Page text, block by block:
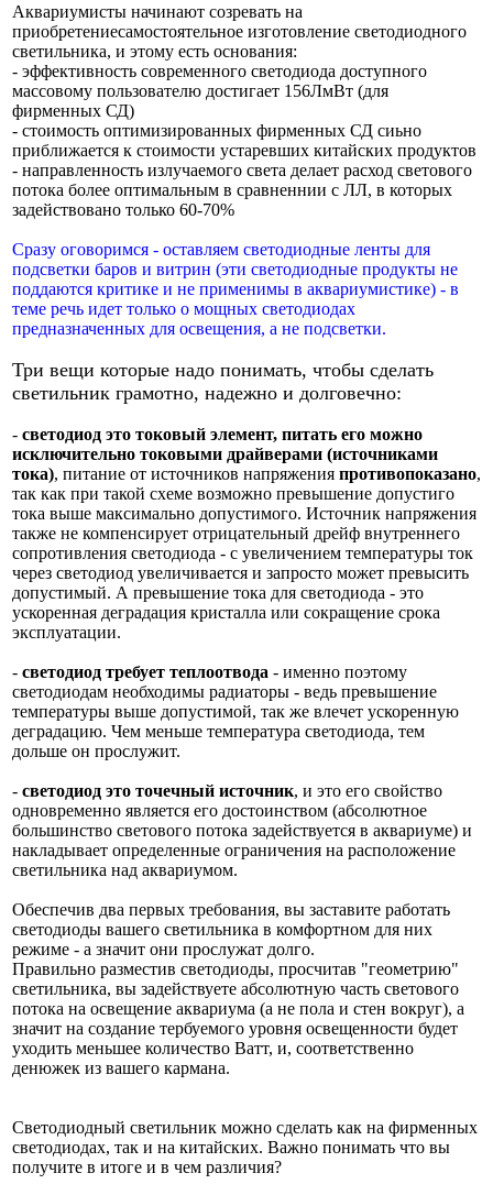
Аквариумисты начинают созревать на
приобретениесамостоятельное изготовление светодиодного
светильника, и этому есть основания:
- эффективность современного светодиода доступного
массовому пользователю достигает 156ЛмВт (для
фирменных СД)
- стоимость оптимизированных фирменных СД сиьно
приближается к стоимости устаревших китайских продуктов
- направленность излучаемого света делает расход светового
потока более оптимальным в сравненнии с ЛЛ, в которых
задействовано только 60-70%
Сразу оговоримся - оставляем светодиодные ленты для
подсветки баров и витрин (эти светодиодные продукты не
поддаются критике и не применимы в аквариумистике) - в
теме речь идет только о мощных светодиодах
предназначенных для освещения, а не подсветки.
Три вещи которые надо понимать, чтобы сделать
светильник грамотно, надежно и долговечно:
- светодиод это токовый элемент, питать его можно
исключительно токовыми драйверами (источниками
тока), питание от источников напряжения противопоказано,
так как при такой схеме возможно превышение допустиго
тока выше максимально допустимого. Источник напряжения
также не компенсирует отрицательный дрейф внутреннего
сопротивления светодиода - с увеличением температуры ток
через светодиод увеличивается и запросто может превысить
допустимый. А превышение тока для светодиода - это
ускоренная деградация кристалла или сокращение срока
эксплуатации.
- светодиод требует теплоотвода - именно поэтому
светодиодам необходимы радиаторы - ведь превышение
температуры выше допустимой, так же влечет ускоренную
деградацию. Чем меньше температура светодиода, тем
дольше он прослужит.
- светодиод это точечный источник, и это его свойство
одновременно является его достоинством (абсолютное
большинство светового потока задействуется в аквариуме) и
накладывает определенные ограничения на расположение
светильника над аквариумом.
Обеспечив два первых требования, вы заставите работать
светодиоды вашего светильника в комфортном для них
режиме - а значит они прослужат долго.
Правильно разместив светодиоды, просчитав "геометрию"
светильника, вы задействуете абсолютную часть светового
потока на освещение аквариума (а не пола и стен вокруг), а
значит на создание тербуемого уровня освещенности будет
уходить меньшее количество Ватт, и, соответственно
денюжек из вашего кармана.
Светодиодный светильник можно сделать как на фирменных
светодиодах, так и на китайских. Важно понимать что вы
получите в итоге и в чем различия?